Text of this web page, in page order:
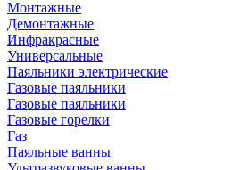
Монтажные
Демонтажные
Инфракрасные
Универсальные
Паяльники электрические
Газовые паяльники
Газовые паяльники
Газовые горелки
Газ
Паяльные ванны